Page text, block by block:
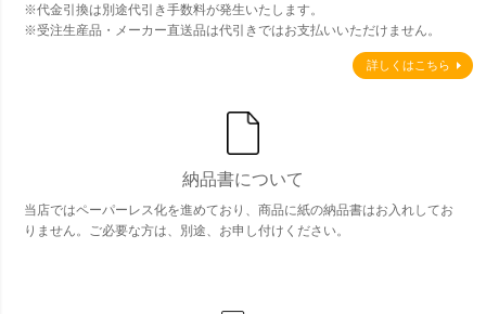
※代金引換は別途代引き手数料が発生いたします。
※受注生産品・メーカー直送品は代引きではお支払いいただけません。
詳しくはこちら
納品書について
当店ではペーパーレス化を進めており、商品に紙の納品書はお入れしてお
りません。ご必要な方は、別途、お申し付けください。